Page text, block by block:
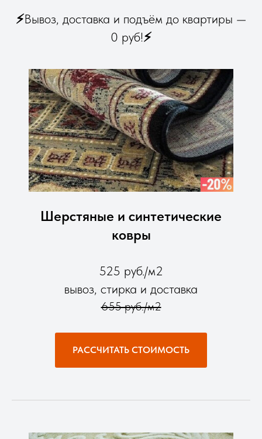
⚡Вывоз, доставка и подъём до квартиры —
0 руб!⚡
Шерстяные и синтетические
ковры
525 руб./м2
вывоз, стирка и доставка
655 руб./м2
РАССЧИТАТЬ СТОИМОСТЬ